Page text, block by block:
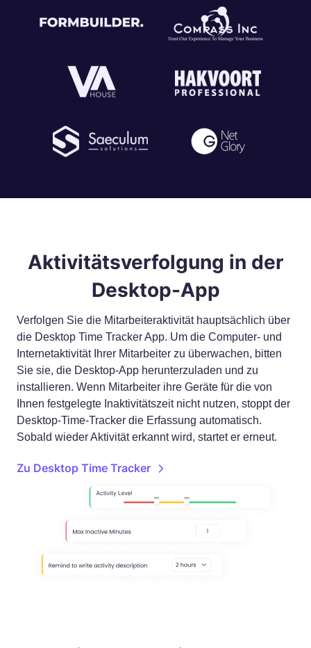
Aktivitätsverfolgung in der
Desktop-App
Verfolgen Sie die Mitarbeiteraktivität hauptsächlich über
die Desktop Time Tracker App. Um die Computer- und
Internetaktivität Ihrer Mitarbeiter zu überwachen, bitten
Sie sie, die Desktop-App herunterzuladen und zu
installieren. Wenn Mitarbeiter ihre Geräte für die von
Ihnen festgelegte Inaktivitätszeit nicht nutzen, stoppt der
Desktop-Time-Tracker die Erfassung automatisch.
Sobald wieder Aktivität erkannt wird, startet er erneut.
Zu Desktop Time Tracker